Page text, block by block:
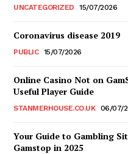
UNCATEGORIZED 15/07/2026
Coronavirus disease 2019
PUBLIC 15/07/2026
Online Casino Not on
Useful Player Guide
STANMERHOUSE.CO.UK 06/07/
Your Guide to Gambling
Gamstop in 2025